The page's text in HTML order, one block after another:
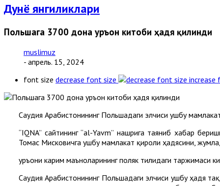
Дунё янгиликлари
Польшага 3700 дона Қуръон китоби ҳадя қилинди
muslimuz
- апрель. 15, 2024
font size decrease font size increase
Саудия Aрабистонининг Польшадаги элчиси ушбу
“IQNA” сайтининг “al-Yavm” нашрига таяниб хабар
Томас Мисковичга ушбу мамлакат қироли ҳадясини,
Қуръони карим маъноларининг поляк тилидаги
Саудия Aрабистонининг Польшадаги элчиси ушбу ҳадя